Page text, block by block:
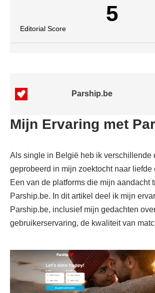
5
Editorial Score
Parship.be
Mijn Ervaring met
Als single in België heb ik verschillende
geprobeerd in mijn zoektocht naar liefde
Een van de platforms die mijn aandacht
Parship.be. In dit artikel deel ik mijn
Parship.be, inclusief mijn gedachten
gebruikerservaring, de kwaliteit van